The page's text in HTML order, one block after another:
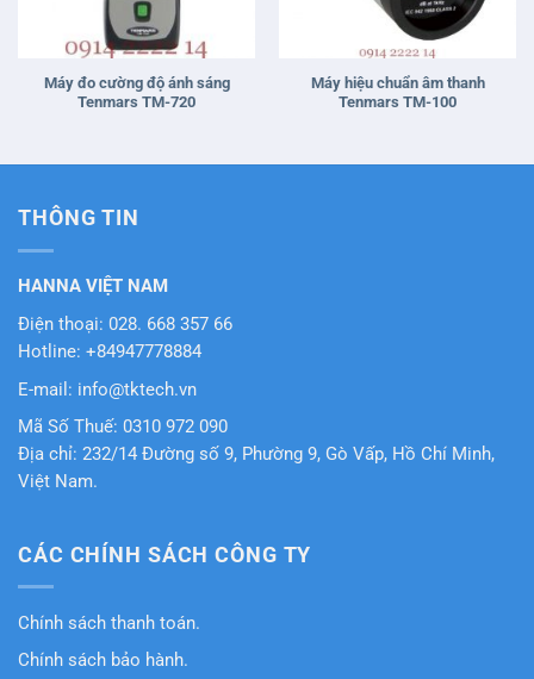
Máy đo cường độ ánh sáng
Tenmars TM-720
Máy hiệu chuẩn âm thanh
Tenmars TM-100
THÔNG TIN
HANNA VIỆT NAM
Điện thoại: 028. 668 357 66
Hotline: +84947778884
E-mail: info@tktech.vn
Mã Số Thuế: 0310 972 090
Địa chỉ: 232/14 Đường số 9, Phường 9, Gò Vấp, Hồ Chí Minh,
Việt Nam.
CÁC CHÍNH SÁCH CÔNG TY
Chính sách thanh toán.
Chính sách bảo hành.